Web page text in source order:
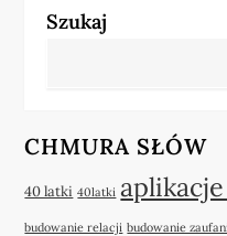
Szukaj
CHMURA SŁÓW
40 latki 40latki
budowanie relacji budowanie